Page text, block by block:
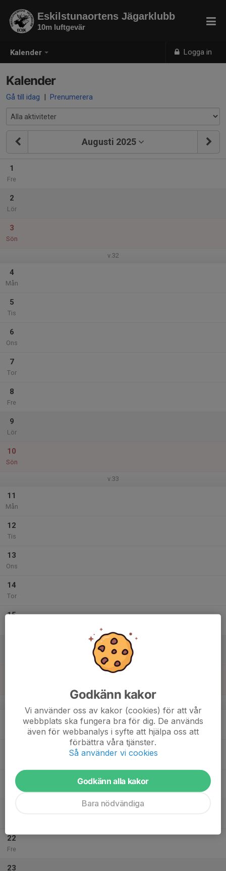
Kalender Logga in
Eskilstunaortens Jägarklubb
10m luftgevär
Kalender
Gå till idag | Prenumerera
Augusti 2025
1
Fre
2
Lör
3
Sön
v.32
4
Mån
5
Tis
6
Ons
7
Tor
8
Fre
9
Lör
10
Sön
v.33
11
Mån
12
Tis
13
Ons
14
Tor
15
20
Ons
22
Fre
23
Godkänn kakor
Vi använder oss av kakor (cookies) för att vår
webbplats ska fungera bra för dig. De används
även för webbanalys i syfte att hjälpa oss att
förbättra våra tjänster.
Så använder vi cookies
Godkänn alla kakor
Bara nödvändiga